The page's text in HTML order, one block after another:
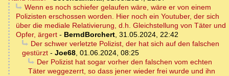
Wenn es noch schiefer gelaufen wäre, wäre er von einem
Polizisten erschossen worden. Hier noch ein Youtuber, der sich
über die mediale Relativierung, d.h. Gleichstellung von Täter und
Opfer, ärgert - BerndBorchert, 31.05.2024, 22:42
Der schwer verletzte Polizist, der hat sich auf den falschen
gestürzt - Joe68, 01.06.2024, 08:25
Der Polizist hat sogar vorher den falschen vom echten
Täter weggezerrt, so dass jener wieder frei wurde und ihn